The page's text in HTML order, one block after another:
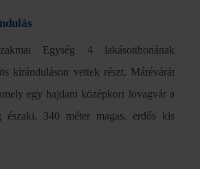
Egység 4 lakásotthonának
kiránduláson vettek részt. Márévárát
egy hajdani középkori lovagvár a
északi, 340 méter magas, erdős kis